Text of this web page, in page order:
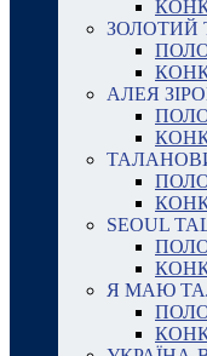
ЗОЛОТИЙ
АЛЕЯ
SEOUL
Я МАЮ